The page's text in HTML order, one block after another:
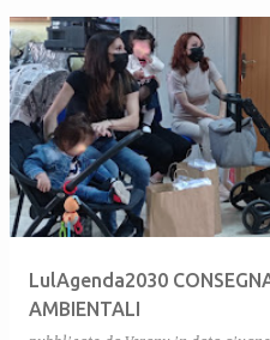
P
o
s
t
LulAgenda2030
AMBIENTALI